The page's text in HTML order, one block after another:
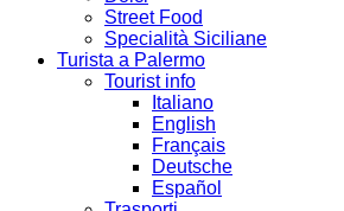
Street Food
Specialità Siciliane
Turista a Palermo
Tourist info
Italiano
English
Français
Deutsche
Español